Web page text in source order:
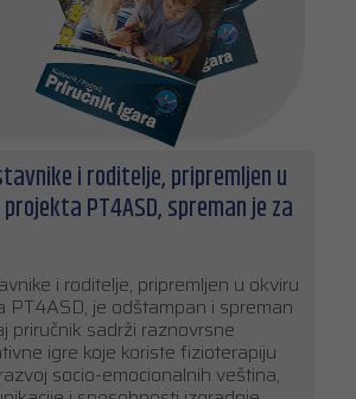
i roditelje, pripremljen u
PT4ASD, spreman je za
i roditelje, pripremljen u okviru
PT4ASD, je odštampan i spreman
priručnik sadrži raznovrsne
igre koje koriste fizioterapiju
socio-emocionalnih veština,